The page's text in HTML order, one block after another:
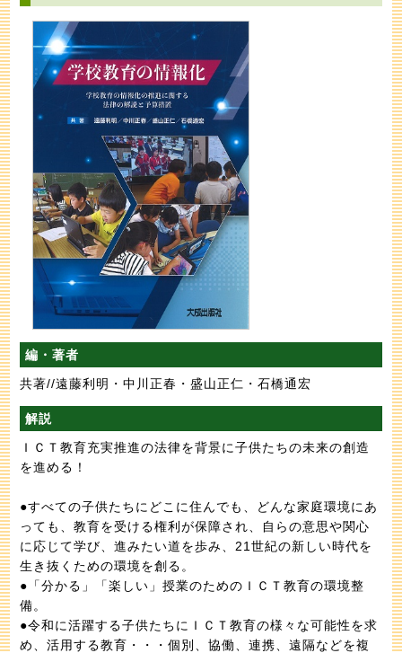
編・著者
共著//遠藤利明・中川正春・盛山正仁・石橋通宏
解説
ＩＣＴ教育充実推進の法律を背景に子供たちの未来の創造
を進める！
●すべての子供たちにどこに住んでも、どんな家庭環境にあ
っても、教育を受ける権利が保障され、自らの意思や関心
に応じて学び、進みたい道を歩み、21世紀の新しい時代を
生き抜くための環境を創る。
●「分かる」「楽しい」授業のためのＩＣＴ教育の環境整
備。
●令和に活躍する子供たちにＩＣＴ教育の様々な可能性を求
め、活用する教育・・・個別、協働、連携、遠隔などを複